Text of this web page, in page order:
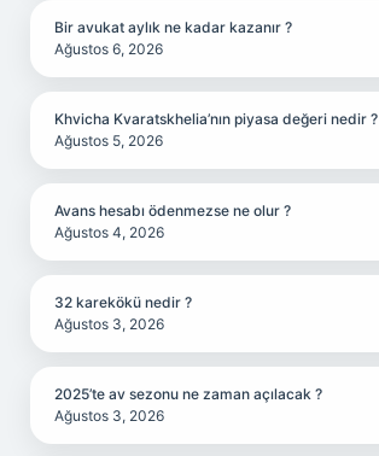
Bir avukat aylık ne kadar kazanır ?
Ağustos 6, 2026
Khvicha Kvaratskhelia’nın piyasa değeri nedir ?
Ağustos 5, 2026
Avans hesabı ödenmezse ne olur ?
Ağustos 4, 2026
32 karekökü nedir ?
Ağustos 3, 2026
2025’te av sezonu ne zaman açılacak ?
Ağustos 3, 2026